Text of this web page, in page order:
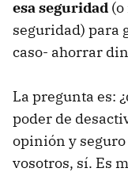
esa seguridad
seguridad) para
caso- ahorrar
La pregunta es:
poder de
opinión y seguro
vosotros, sí. Es